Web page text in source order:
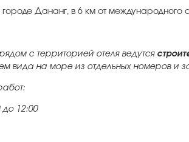
Дананг, в 6 км от
с территорией отеля ведутся
вида на море из отдельных номеров и
до 12:00